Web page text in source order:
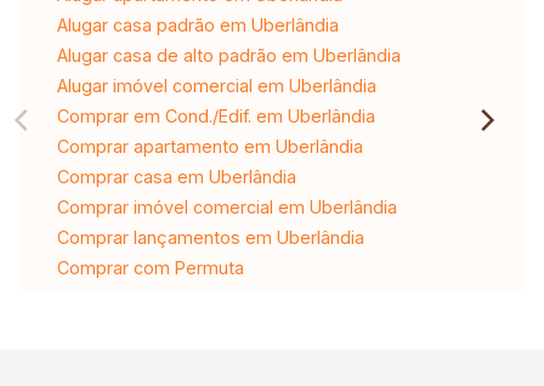
Alugar casa padrão em Uberlândia
Alugar casa de alto padrão em Uberlândia
Alugar imóvel comercial em Uberlândia
Comprar em Cond./Edif. em Uberlândia
Comprar apartamento em Uberlândia
Comprar casa em Uberlândia
Comprar imóvel comercial em Uberlândia
Comprar lançamentos em Uberlândia
Comprar com Permuta